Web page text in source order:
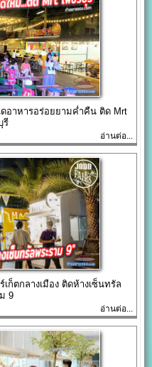
อาหารอร่อยยามค่ำคืน ติด Mrt
รี
อ่านต่อ...
ก็ตกลางเมือง ติดห้างเซ็นทรัล
9
อ่านต่อ...